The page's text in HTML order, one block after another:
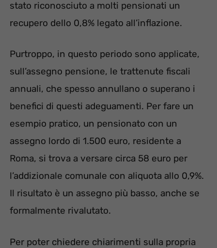
stato riconosciuto a molti pensionati un
recupero dello 0,8% legato all’inflazione.
Purtroppo, in questo periodo sono applicate,
sull’assegno pensione, le trattenute fiscali
annuali, che spesso annullano o superano i
benefici di questi adeguamenti. Per fare un
esempio pratico, un pensionato con un
assegno lordo di 1.500 euro, residente a
Roma, si trova a versare circa 58 euro per
l’addizionale comunale con aliquota allo 0,9%.
Il risultato è un assegno più basso, anche se
formalmente rivalutato.
Per poter chiedere chiarimenti sulla propria